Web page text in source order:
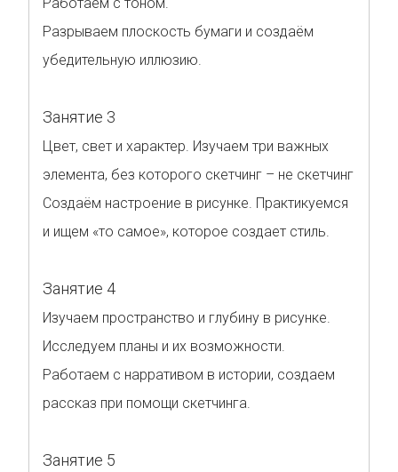
Разрываем плоскость бумаги и создаём
убедительную иллюзию.
Занятие 3
Цвет, свет и характер. Изучаем три важных
элемента, без которого скетчинг – не скетчинг
Создаём настроение в рисунке. Практикуемся
и ищем «то самое», которое создает стиль.
Занятие 4
Изучаем пространство и глубину в рисунке.
Исследуем планы и их возможности.
Работаем с нарративом в истории, создаем
рассказ при помощи скетчинга.
Занятие 5